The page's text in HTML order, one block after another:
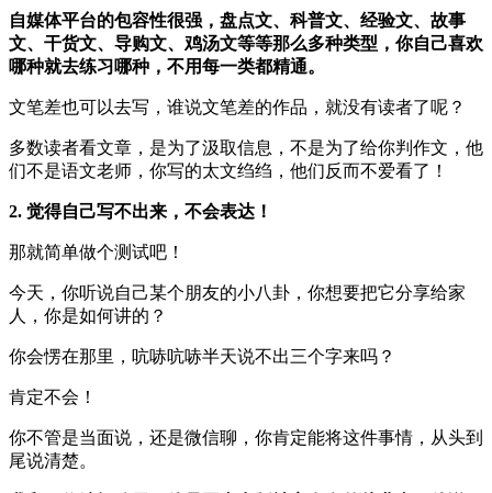
自媒体平台的包容性很强，盘点文、科普文、经验文、故事
文、干货文、导购文、鸡汤文等等那么多种类型，你自己喜欢
哪种就去练习哪种，不用每一类都精通。
文笔差也可以去写，谁说文笔差的作品，就没有读者了呢？
多数读者看文章，是为了汲取信息，不是为了给你判作文，他
们不是语文老师，你写的太文绉绉，他们反而不爱看了！
2. 觉得自己写不出来，不会表达！
那就简单做个测试吧！
今天，你听说自己某个朋友的小八卦，你想要把它分享给家
人，你是如何讲的？
你会愣在那里，吭哧吭哧半天说不出三个字来吗？
肯定不会！
你不管是当面说，还是微信聊，你肯定能将这件事情，从头到
尾说清楚。